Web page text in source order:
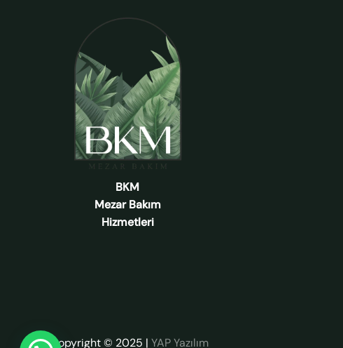
BKM
Mezar Bakım
Hizmetleri
Copyright © 2025 | YAP Yazılım